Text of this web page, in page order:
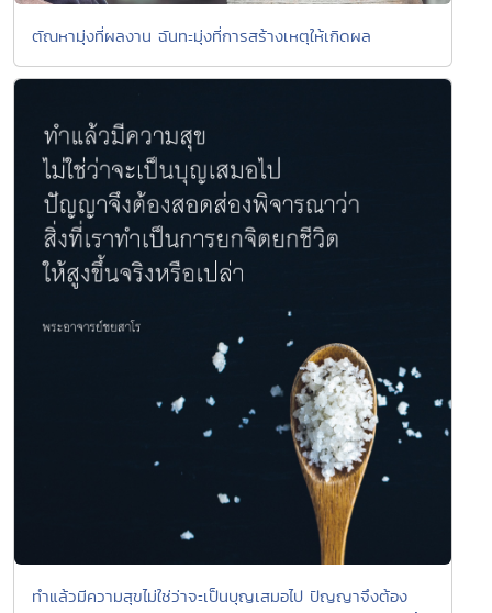
ตัณหามุ่งที่ผลงาน ฉันทะมุ่งที่การสร้างเหตุให้เกิดผล
ทำแล้วมีความสุขไม่ใช่ว่าจะเป็นบุญเสมอไป ปัญญาจึงต้อง